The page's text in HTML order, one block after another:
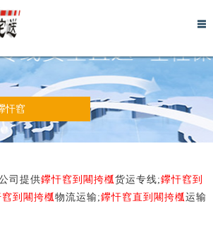
忓窞
司提供鑻忓窞到闀挎槬货运专线;鑻忓窞到
到闀挎槬物流运输;鑻忓窞直到闀挎槬运输